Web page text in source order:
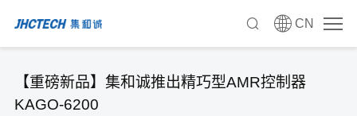
CN
【重磅新品】集和诚推出精巧型AMR控制器
KAGO-6200